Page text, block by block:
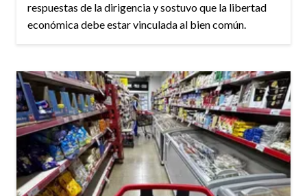
respuestas de la dirigencia y sostuvo que la libertad
económica debe estar vinculada al bien común.